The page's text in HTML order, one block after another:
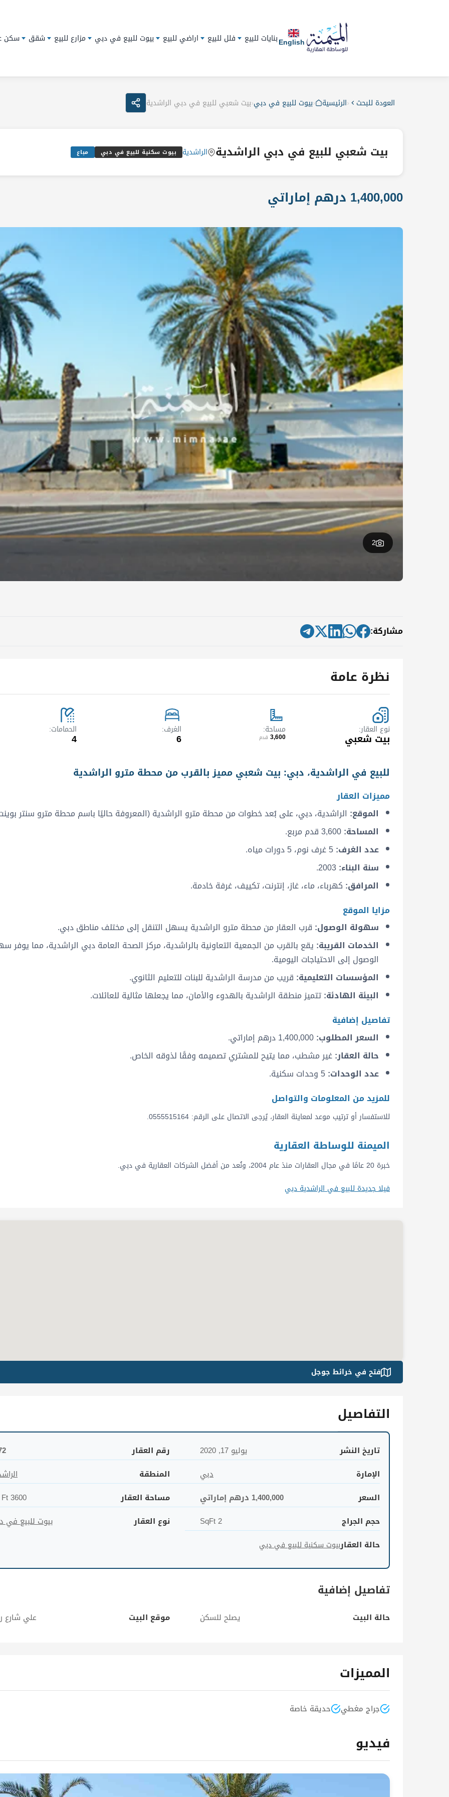
Englishبنايات للبيع فلل للبيع اراضي للبيع بيوت للبيع في دبي مزارع للبيع شقق سكن
العودة للبحث ›الرئيسية ›بيوت للبيع في دبي›بيت شعبي للبيع في دبي الراشدية
بيت شعبي للبيع في دبي الراشدية الراشدية بيوت سكنية للبيع في دبي مباع
1,400,000 درهم إماراتي
2
مشاركة:
نظرة عامة
نوع العقار
بيت شعبي
مساحة
3,600 قدم
الغرف
6
الحمامات
4
للبيع في الراشدية، دبي: بيت شعبي مميز بالقرب من محطة مترو الراشدية
مميزات العقار
الموقع: الراشدية، دبي، على بُعد خطوات من محطة مترو الراشدية (المعروفة حاليًا باسم محطة مترو سنتر
المساحة:3,600 قدم مربع.
عدد الغرف:5 غرف نوم، 5 دورات مياه.
سنة البناء:2003.
المرافق: كهرباء، ماء، غاز، إنترنت، تكييف، غرفة خادمة.
مزايا الموقع
سهولة الوصول: قرب العقار من محطة مترو الراشدية يسهل التنقل إلى مختلف مناطق دبي.
الخدمات القريبة: يقع بالقرب من الجمعية التعاونية بالراشدية، مركز الصحة العامة دبي الراشدية، مما يوفر
الوصول إلى الاحتياجات اليومية.
المؤسسات التعليمية: قريب من مدرسة الراشدية للبنات للتعليم الثانوي.
البيئة الهادئة:تتميز منطقة الراشدية بالهدوء والأمان، مما يجعلها مثالية للعائلات.
تفاصيل إضافية
السعر المطلوب:1,400,000 درهم إماراتي.
حالة العقار:غير مشطب، مما يتيح للمشتري تصميمه وفقًا لذوقه الخاص.
عدد الوحدات:5 وحدات سكنية.
للمزيد من المعلومات والتواصل
للاستفسار أو ترتيب موعد لمعاينة العقار، يُرجى الاتصال على الرقم: 0555515164.
الميمنة للوساطة العقارية
خبرة 20 عامًا في مجال العقارات منذ عام 2004، ونُعد من أفضل الشركات العقارية في دبي.
فيلا جديدة للبيع في الراشدية دبي
فتح في خرائط جوجل
التفاصيل
تاريخ النشر يوليو 17, 2020 رقم العقار
الإمارة
دبي المنطقة
السعر
1,400,000 درهم إماراتي مساحة العقار
3600 Sq Ft
حجم الجراج
2 SqFt نوع العقار
بيوت للبيع في
حالة العقاربيوت سكنية للبيع في دبي
تفاصيل إضافية
حالة البيت يصلح للسكن موقع البيت علي شارع
المميزات
جراج مغطي حديقة خاصة
فيديو